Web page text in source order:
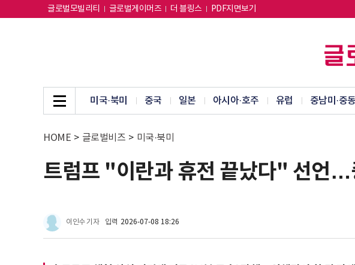
글로벌모빌리티 글로벌게이머즈 더 블링스 PDF지면보기
미국·북미 중국 일본 아시아·호주 유럽 중남미·중
HOME > 글로벌비즈 > 미국·북미
트럼프 "이란과 휴전 끝났다" 선언
이인수 기자 입력 2026-07-08 18:26